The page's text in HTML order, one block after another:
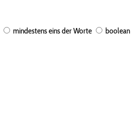
mindestens eins der Worte boolean